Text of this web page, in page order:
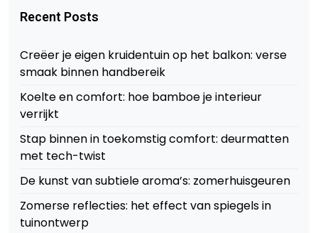
Recent Posts
Creëer je eigen kruidentuin op het balkon: verse
smaak binnen handbereik
Koelte en comfort: hoe bamboe je interieur
verrijkt
Stap binnen in toekomstig comfort: deurmatten
met tech-twist
De kunst van subtiele aroma’s: zomerhuisgeuren
Zomerse reflecties: het effect van spiegels in
tuinontwerp